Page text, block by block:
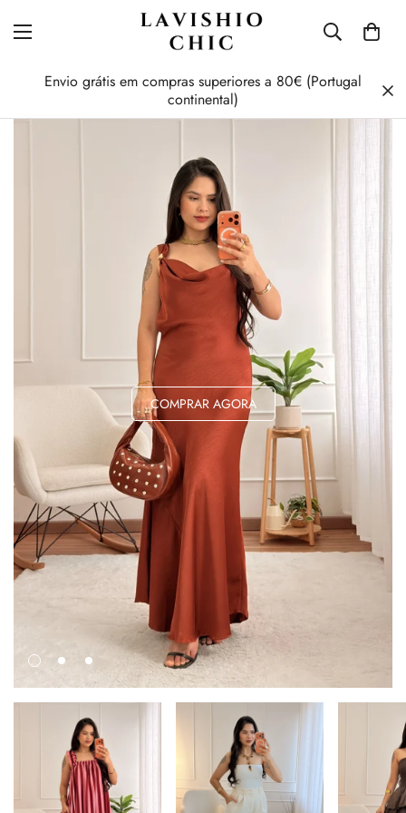
Envio grátis em compras superiores a 80€ (Portugal
continental)
COMPRAR AGORA